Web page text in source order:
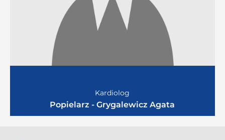
Kardiolog
Popielarz - Grygalewicz Agata